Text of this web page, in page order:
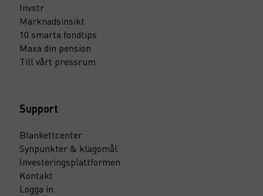
Invstr
Marknadsinsikt
10 smarta fondtips
Maxa din pension
Till vårt pressrum
Support
Blankettcenter
Synpunkter & klagomål
Investeringsplattformen
Kontakt
Logga in